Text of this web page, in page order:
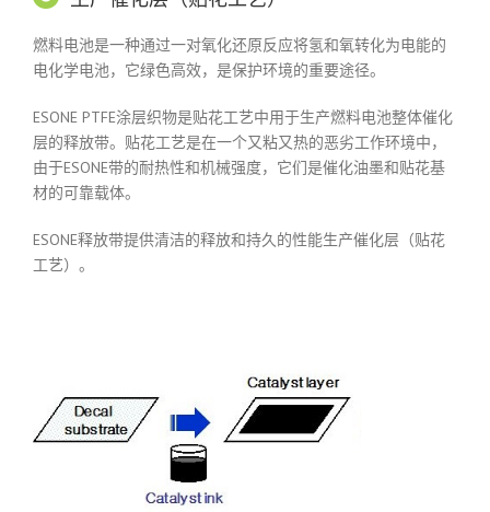
燃料电池是一种通过一对氧化还原反应将氢和氧转化为电能的
电化学电池，它绿色高效，是保护环境的重要途径。
ESONE PTFE涂层织物是贴花工艺中用于生产燃料电池整体催化
层的释放带。贴花工艺是在一个又粘又热的恶劣工作环境中，
由于ESONE带的耐热性和机械强度，它们是催化油墨和贴花基
材的可靠载体。
ESONE释放带提供清洁的释放和持久的性能生产催化层（贴花
工艺）。